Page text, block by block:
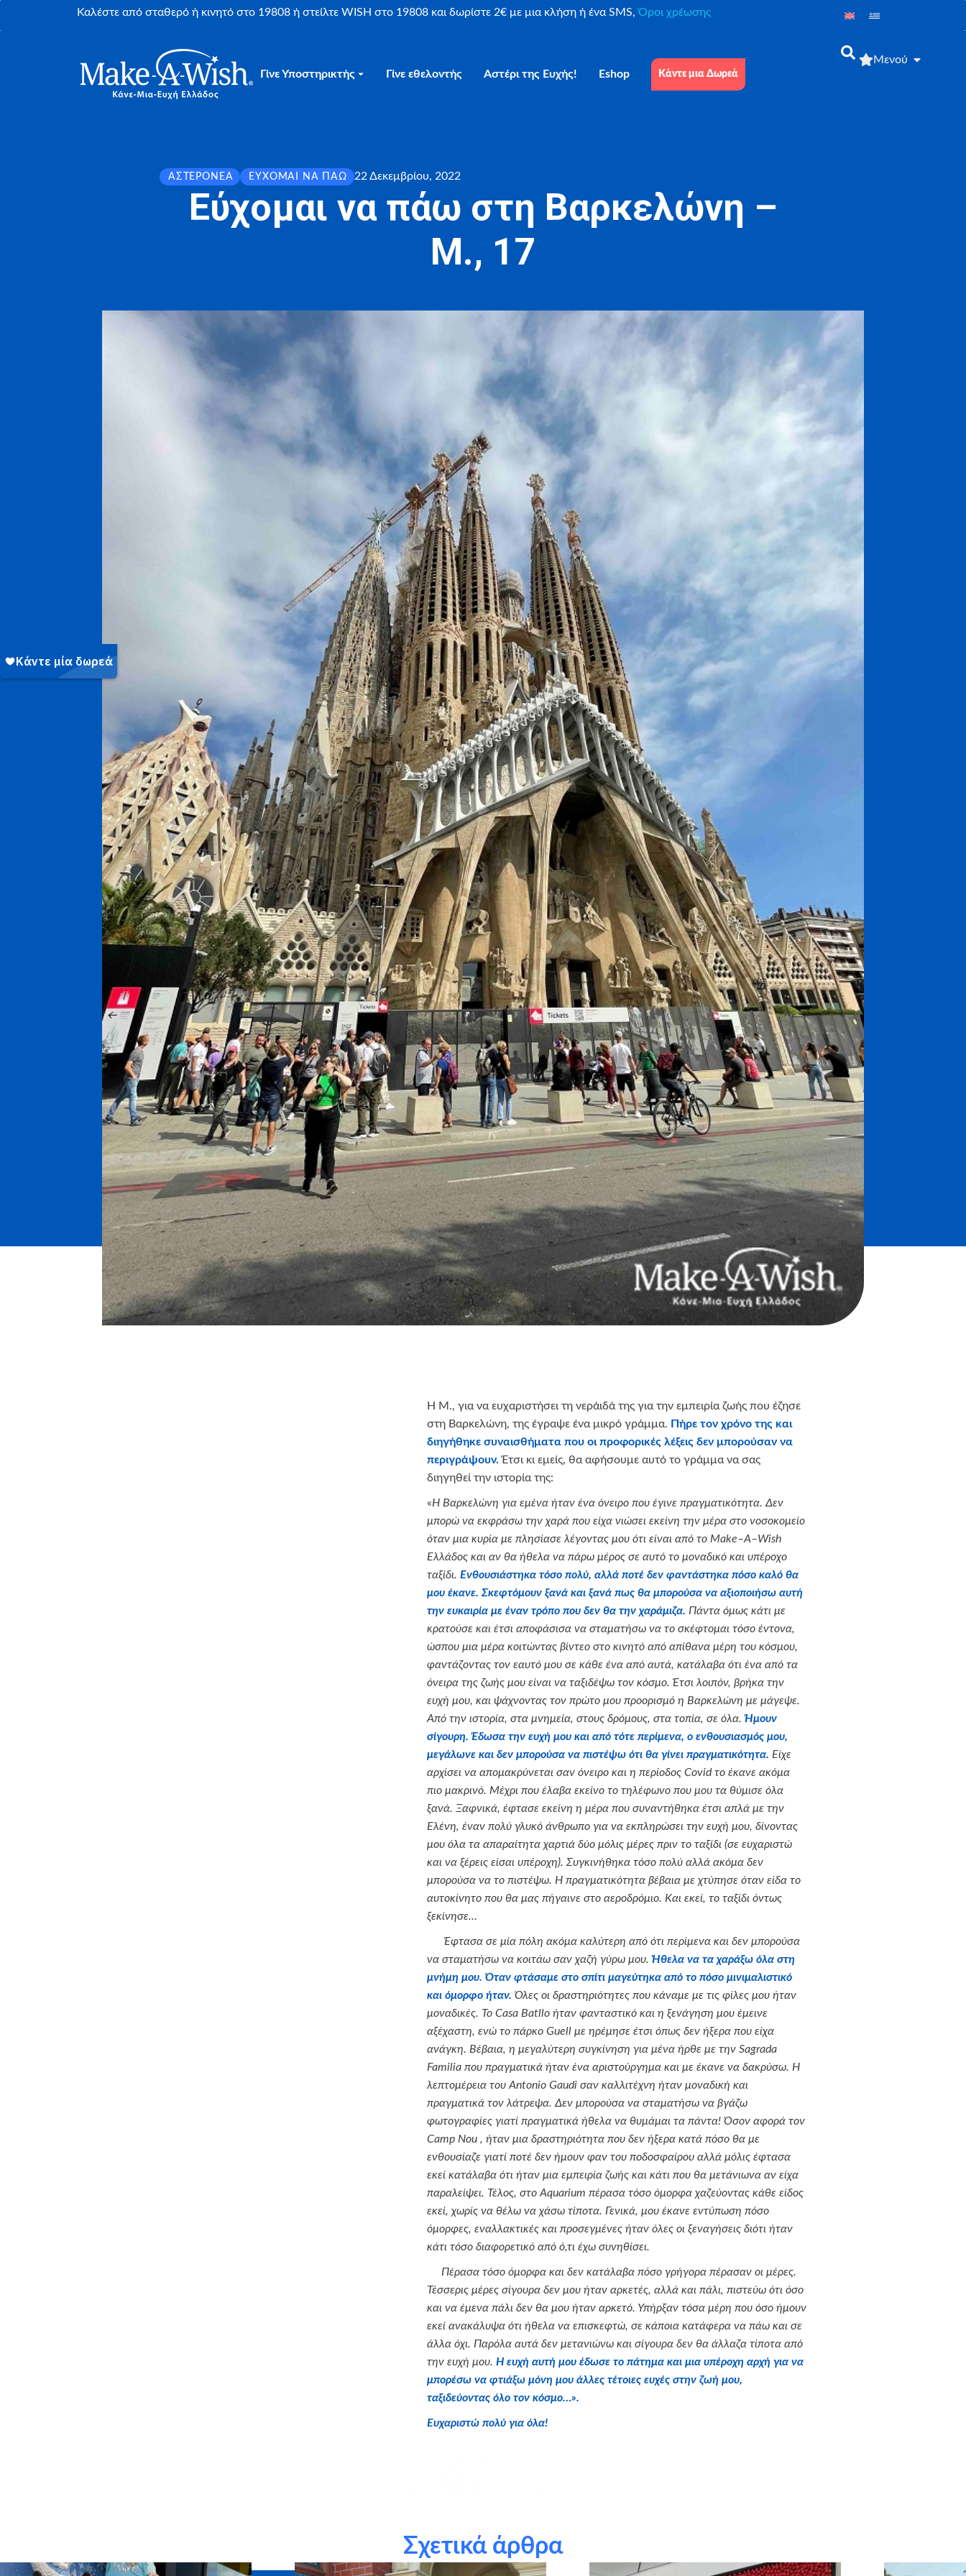
Καλέστε από σταθερό ή κινητό στο 19808 ή στείλτε WISH στο 19808 και δωρίστε 2€ με μια κλήση ή ένα SMS,Όροι χρέωσης
Γίνε Υποστηρικτής Γίνε εθελοντής Αστέρι της Ευχής! Eshop Κάντε μια Δωρεά
Μενού
ΑΣΤΕΡΟΝΈΑ ΕΎΧΟΜΑΙ ΝΑ ΠΆΩ 22 Δεκεμβρίου, 2022
Εύχομαι να πάω στη Βαρκελώνη –
Μ., 17
Η Μ., για να ευχαριστήσει τη νεράιδά της για την εμπειρία ζωής που έζησε
στη Βαρκελώνη, της έγραψε ένα μικρό γράμμα. Πήρε τον χρόνο της και
διηγήθηκε συναισθήματα που οι προφορικές λέξεις δεν μπορούσαν να
περιγράψουν. Έτσι κι εμείς, θα αφήσουμε αυτό το γράμμα να σας
διηγηθεί την ιστορία της:
«Η Βαρκελώνη για εμένα ήταν ένα όνειρο που έγινε πραγματικότητα. Δεν
μπορώ να εκφράσω την χαρά που είχα νιώσει εκείνη την μέρα στο νοσοκομείο
όταν μια κυρία με πλησίασε λέγοντας μου ότι είναι από το Μake–A–Wish
Ελλάδος και αν θα ήθελα να πάρω μέρος σε αυτό το μοναδικό και υπέροχο
ταξίδι. Ενθουσιάστηκα τόσο πολύ, αλλά ποτέ δεν φαντάστηκα πόσο καλό θα
μου έκανε. Σκεφτόμουν ξανά και ξανά πως θα μπορούσα να αξιοποιήσω αυτή
την ευκαιρία με έναν τρόπο που δεν θα την χαράμιζα. Πάντα όμως κάτι με
κρατούσε και έτσι αποφάσισα να σταματήσω να το σκέφτομαι τόσο έντονα,
ώσπου μια μέρα κοιτώντας βίντεο στο κινητό από απίθανα μέρη του κόσμου,
φαντάζοντας τον εαυτό μου σε κάθε ένα από αυτά, κατάλαβα ότι ένα από τα
όνειρα της ζωής μου είναι να ταξιδέψω τον κόσμο. Έτσι λοιπόν, βρήκα την
ευχή μου, και ψάχνοντας τον πρώτο μου προορισμό η Βαρκελώνη με μάγεψε.
Από την ιστορία, στα μνημεία, στους δρόμους, στα τοπία, σε όλα.Ήμουν
σίγουρη. Έδωσα την ευχή μου και από τότε περίμενα, ο ενθουσιασμός μου,
μεγάλωνε και δεν μπορούσα να πιστέψω ότι θα γίνει πραγματικότητα. Είχε
αρχίσει να απομακρύνεται σαν όνειρο και η περίοδος Covidτο έκανε ακόμα
πιο μακρινό. Μέχρι που έλαβα εκείνο το τηλέφωνο που μου τα θύμισε όλα
ξανά. Ξαφνικά, έφτασε εκείνη η μέρα που συναντήθηκα έτσι απλά με την
Ελένη, έναν πολύ γλυκό άνθρωπο για να εκπληρώσει την ευχή μου, δίνοντας
μου όλα τα απαραίτητα χαρτιά δύο μόλις μέρες πριν το ταξίδι (σε ευχαριστώ
και να ξέρεις είσαι υπέροχη). Συγκινήθηκα τόσο πολύ αλλά ακόμα δεν
μπορούσα να το πιστέψω. Η πραγματικότητα βέβαια με χτύπησε όταν είδα το
αυτοκίνητο που θα μας πήγαινε στο αεροδρόμιο. Και εκεί, το ταξίδι όντως
ξεκίνησε…
Έφτασα σε μία πόλη ακόμα καλύτερη από ότι περίμενα και δεν μπορούσα
να σταματήσω να κοιτάω σαν χαζή γύρω μου. Ήθελα να τα χαράξω όλα στη
μνήμη μου. Όταν φτάσαμε στο σπίτι μαγεύτηκα από το πόσο μινιμαλιστικό
και όμορφο ήταν. Όλες οι δραστηριότητες που κάναμε με τις φίλες μου ήταν
μοναδικές. Το Casa Batllo ήταν φανταστικό και η ξενάγηση μου έμεινε
αξέχαστη, ενώ το πάρκο Guell με ηρέμησε έτσι όπως δεν ήξερα που είχα
ανάγκη. Βέβαια, η μεγαλύτερη συγκίνηση για μένα ήρθε με την Sagrada
Familia που πραγματικά ήταν ένα αριστούργημα και με έκανε να δακρύσω. Η
λεπτομέρεια τουAntonio Gaudi σαν καλλιτέχνη ήταν μοναδική και
πραγματικά τον λάτρεψα. Δεν μπορούσα να σταματήσω να βγάζω
φωτογραφίες γιατί πραγματικά ήθελα να θυμάμαι τα πάντα! Όσον αφορά τον
Camp Nou , ήταν μια δραστηριότητα που δεν ήξερα κατά πόσο θα με
ενθουσίαζε γιατί ποτέ δεν ήμουν φαν του ποδοσφαίρου αλλά μόλις έφτασα
εκεί κατάλαβα ότι ήταν μια εμπειρία ζωής και κάτι που θα μετάνιωνα αν είχα
παραλείψει. Τέλος, στοAquarium πέρασα τόσο όμορφα χαζεύοντας κάθε είδος
εκεί, χωρίς να θέλω να χάσω τίποτα. Γενικά, μου έκανε εντύπωση πόσο
όμορφες, εναλλακτικές και προσεγμένες ήταν όλες οι ξεναγήσεις διότι ήταν
κάτι τόσο διαφορετικό από ό,τι έχω συνηθίσει.
Πέρασα τόσο όμορφα και δεν κατάλαβα πόσο γρήγορα πέρασαν οι μέρες.
Τέσσερις μέρες σίγουρα δεν μου ήταν αρκετές, αλλά και πάλι, πιστεύω ότι όσο
και να έμενα πάλι δεν θα μου ήταν αρκετό. Υπήρξαν τόσα μέρη που όσο ήμουν
εκεί ανακάλυψα ότι ήθελα να επισκεφτώ, σε κάποια κατάφερα να πάω και σε
άλλα όχι. Παρόλα αυτά δεν μετανιώνω και σίγουρα δεν θα άλλαζα τίποτα από
την ευχή μου. Η ευχή αυτή μου έδωσε το πάτημα και μια υπέροχη αρχή για να
μπορέσω να φτιάξω μόνη μου άλλες τέτοιες ευχές στην ζωή μου,
ταξιδεύοντας όλο τον κόσμο…».
Ευχαριστώ πολύ για όλα!
παρούσα ευχή!
Σχετικά άρθρα